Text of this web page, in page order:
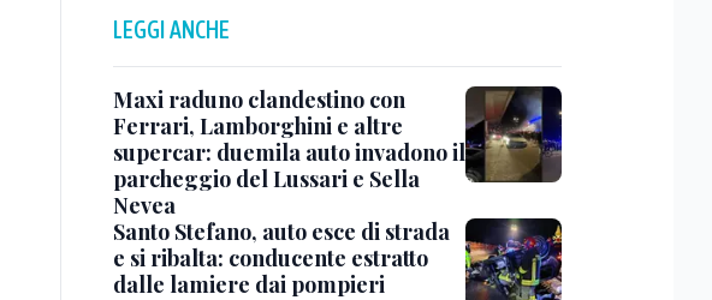
LEGGI ANCHE
Maxi raduno clandestino con
Ferrari, Lamborghini e altre
supercar: duemila auto invadono il
parcheggio del Lussari e Sella
Nevea
Santo Stefano, auto esce di strada
e si ribalta: conducente estratto
dalle lamiere dai pompieri